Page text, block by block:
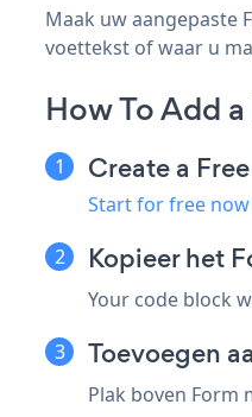
Maak uw aangepaste
voettekst of waar u
How To Add
Create a
Start for free now
Kopieer het
Your code block
Toevoegen
Plak boven Form